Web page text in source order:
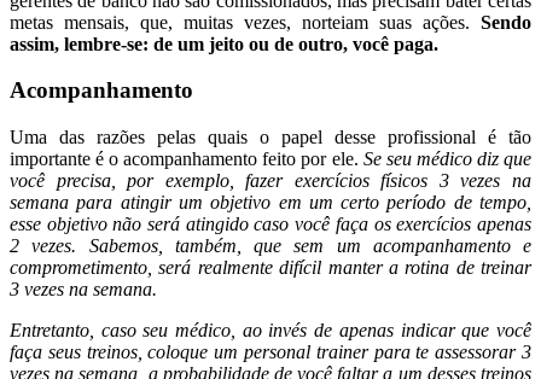
metas mensais, que, muitas vezes, norteiam suas ações. Sendo
assim, lembre-se: de um jeito ou de outro, você paga.
Acompanhamento
Uma das razões pelas quais o papel desse profissional é tão
importante é o acompanhamento feito por ele. Se seu médico diz que
você precisa, por exemplo, fazer exercícios físicos 3 vezes na
semana para atingir um objetivo em um certo período de tempo,
esse objetivo não será atingido caso você faça os exercícios apenas
2 vezes. Sabemos, também, que sem um acompanhamento e
comprometimento, será realmente difícil manter a rotina de treinar
3 vezes na semana.
Entretanto, caso seu médico, ao invés de apenas indicar que você
faça seus treinos, coloque um personal trainer para te assessorar 3
vezes na semana, a probabilidade de você faltar a um desses treinos